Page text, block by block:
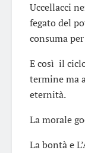
Uccellacci
fegato del
consuma
E così il
termine ma
eternità.
La morale
La bontà e